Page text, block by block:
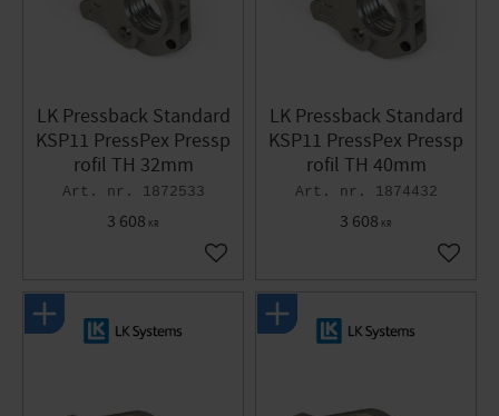
LK Pressback Standard
KSP11 PressPex Pressp
rofil TH 32mm
1872533
3 608 KR
Lägg till i favoriter
LK Pressback Standard
KSP11 PressPex Pressp
rofil TH 40mm
1874432
3 608 KR
Lägg